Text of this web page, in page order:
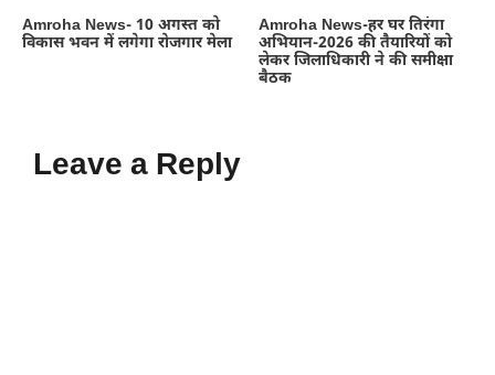
Amroha News- 10 अगस्त को
विकास भवन में लगेगा रोजगार मेला
Amroha News-हर घर तिरंगा
अभियान-2026 की तैयारियों को
लेकर जिलाधिकारी ने की समीक्षा
बैठक
Leave a Reply